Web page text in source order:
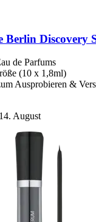
Berlin Discovery
de Parfums
(10 x 1,8ml)
Ausprobieren &
August